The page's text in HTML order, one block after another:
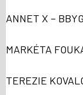
ANNET X –
MARKÉTA
TEREZIE